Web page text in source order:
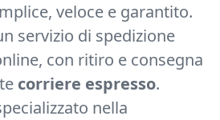
veloce e garantito.
servizio di spedizione
con ritiro e consegna
corriere espresso.
nella